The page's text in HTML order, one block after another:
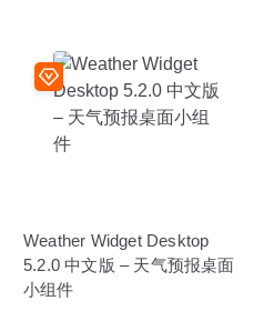
Weather Widget Deskto‪p‬
5.2.0 中文版 – 天气预报桌面
小组件